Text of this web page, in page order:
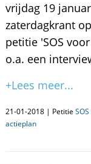
vrijdag 19
zaterdagkrant
petitie 'SOS
o.a. een
+Lees meer...
21-01-2018 | Petitie
actieplan